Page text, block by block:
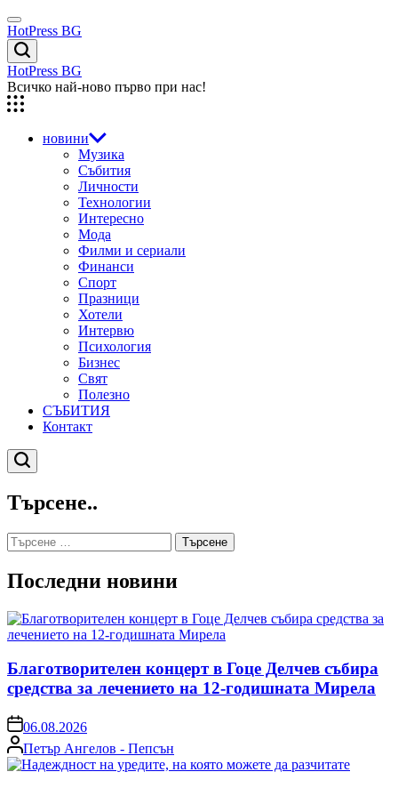
Skip
to
content
Menu
HotPress BG
Търсене
HotPress BG
Всичко най-ново първо при нас!
новини
Музика
Събития
Личности
Технологии
Интересно
Мода
Филми и сериали
Финанси
Спорт
Празници
Хотели
Интервю
Психология
Бизнес
Свят
Полезно
СЪБИТИЯ
Контакт
Търсене
Търсене..
Търсене
за:
Последни новини
Благотворителен концерт в Гоце Делчев събира
средства за лечението на 12-годишната Мирела
on06.08.2026
Posted
by
Петър Ангелов - Пепсън